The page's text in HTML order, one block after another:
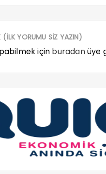
(İLK YORUMU SİZ YAZIN)
için buradanüye